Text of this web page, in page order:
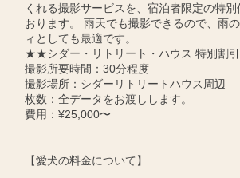
くれる撮影サービスを、宿泊者限定の特
おります。 雨天でも撮影できるので、雨
ィとしても最適です。
★★シダー・リトリート・ハウス 特別割
撮影所要時間：30分程度
撮影場所：シダーリトリートハウス周辺
枚数：全データをお渡しします。
費用：¥25,000〜
【愛犬の料金について】